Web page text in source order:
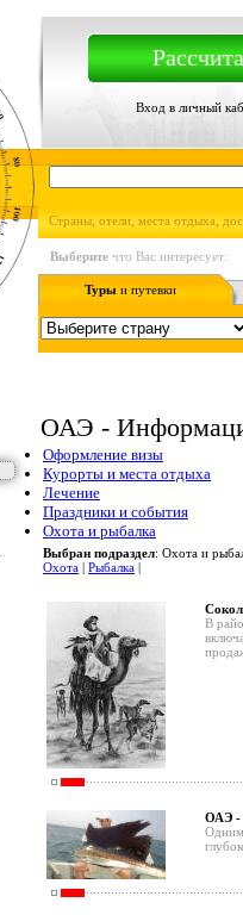
Вход в личный
Страны, отели, места отдыха,
Выберите что Вас интересует:
Туры и путевки
ОАЭ -
Оформление визы
Курорты и места отдыха
Лечение
Праздники и события
Охота и рыбалка
Выбран подраздел: Охота и
Охота | Рыбалка |
В
ОАЭ -
Одним